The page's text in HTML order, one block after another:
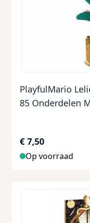
PlayfulMario
85 Onderdelen
€ 7,50
Op voorraad